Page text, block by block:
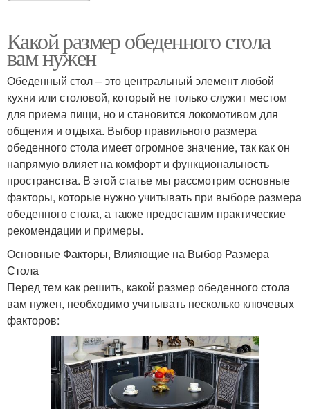
Какой размер обеденного стола
вам нужен
Обеденный стол – это центральный элемент любой
кухни или столовой, который не только служит местом
для приема пищи, но и становится локомотивом для
общения и отдыха. Выбор правильного размера
обеденного стола имеет огромное значение, так как он
напрямую влияет на комфорт и функциональность
пространства. В этой статье мы рассмотрим основные
факторы, которые нужно учитывать при выборе размера
обеденного стола, а также предоставим практические
рекомендации и примеры.
Основные Факторы, Влияющие на Выбор Размера
Стола
Перед тем как решить, какой размер обеденного стола
вам нужен, необходимо учитывать несколько ключевых
факторов: